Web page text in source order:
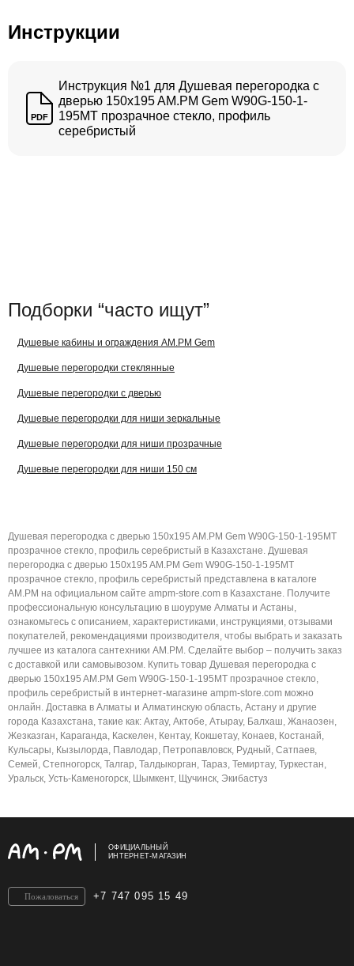
Инструкции
PDF
Инструкция №1 для Душевая перегородка с
дверью 150x195 AM.PM Gem W90G-150-1-
195MT прозрачное стекло, профиль
серебристый
Подборки “часто ищут”
Душевые кабины и ограждения AM.PM Gem
Душевые перегородки стеклянные
Душевые перегородки с дверью
Душевые перегородки для ниши зеркальные
Душевые перегородки для ниши прозрачные
Душевые перегородки для ниши 150 см
Душевая перегородка с дверью 150x195 AM.PM Gem W90G-150-1-195MT
прозрачное стекло, профиль серебристый в Казахстане. Душевая
перегородка с дверью 150x195 AM.PM Gem W90G-150-1-195MT
прозрачное стекло, профиль серебристый представлена в каталоге
AM.PM на официальном сайте ampm-store.com в Казахстане. Получите
профессиональную консультацию в шоуруме Алматы и Астаны,
ознакомьтесь с описанием, характеристиками, инструкциями, отзывами
покупателей, рекомендациями производителя, чтобы выбрать и заказать
лучшее из каталога сантехники AM.PM. Сделайте выбор – получить заказ
с доставкой или самовывозом. Купить товар Душевая перегородка с
дверью 150x195 AM.PM Gem W90G-150-1-195MT прозрачное стекло,
профиль серебристый в интернет-магазине ampm-store.com можно
онлайн. Доставка в Алматы и Алматинскую область, Астану и другие
города Казахстана, такие как: Актау, Актобе, Атырау, Балхаш, Жанаозен,
Жезказган, Караганда, Каскелен, Кентау, Кокшетау, Конаев, Костанай,
Кульсары, Кызылорда, Павлодар, Петропавловск, Рудный, Сатпаев,
Семей, Степногорск, Талгар, Талдыкорган, Тараз, Темиртау, Туркестан,
Уральск, Усть-Каменогорск, Шымкент, Щучинск, Экибастуз
ОФИЦИАЛЬНЫЙ
ИНТЕРНЕТ-МАГАЗИН
+7 747 095 15 49
Пожаловаться